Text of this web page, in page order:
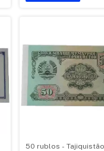
50 rublos -